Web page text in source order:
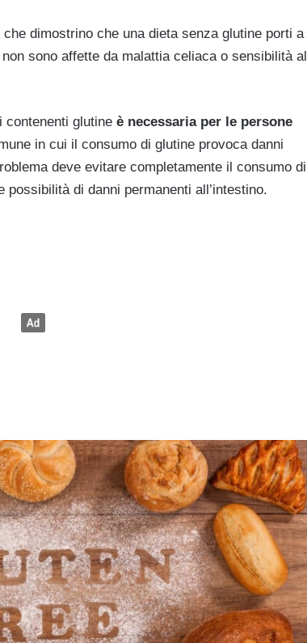
dimostrino che una dieta senza glutine porti a
sono affette da malattia celiaca o sensibilità al
contenenti glutine è necessaria per le persone
in cui il consumo di glutine provoca danni
deve evitare completamente il consumo di
di danni permanenti all’intestino.